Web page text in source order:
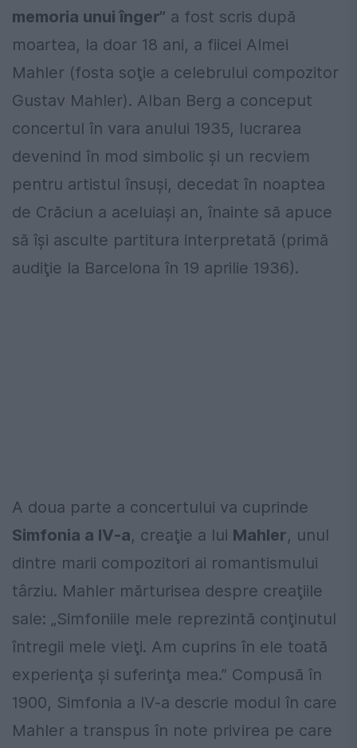
memoria unui înger” a fost scris după
moartea, la doar 18 ani, a fiicei Almei
Mahler (fosta soţie a celebrului compozitor
Gustav Mahler). Alban Berg a conceput
concertul în vara anului 1935, lucrarea
devenind în mod simbolic şi un recviem
pentru artistul însuşi, decedat în noaptea
de Crăciun a aceluiaşi an, înainte să apuce
să îşi asculte partitura interpretată (primă
audiţie la Barcelona în 19 aprilie 1936).
A doua parte a concertului va cuprinde
Simfonia a IV-a, creaţie a lui Mahler, unul
dintre marii compozitori ai romantismului
târziu. Mahler mărturisea despre creaţiile
sale: „Simfoniile mele reprezintă conţinutul
întregii mele vieţi. Am cuprins în ele toată
experienţa şi suferinţa mea.” Compusă în
1900, Simfonia a IV-a descrie modul în care
Mahler a transpus în note privirea pe care